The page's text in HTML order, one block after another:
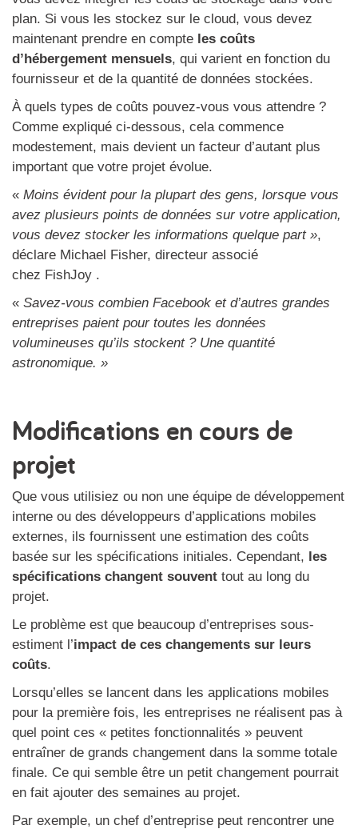
plan. Si vous les stockez sur le cloud, vous devez
maintenant prendre en compte les coûts
d’hébergement mensuels, qui varient en fonction du
fournisseur et de la quantité de données stockées.
À quels types de coûts pouvez-vous vous attendre ?
Comme expliqué ci-dessous, cela commence
modestement, mais devient un facteur d’autant plus
important que votre projet évolue.
« Moins évident pour la plupart des gens, lorsque vous
avez plusieurs points de données sur votre application,
vous devez stocker les informations quelque part »,
déclare Michael Fisher, directeur associé
chez FishJoy .
« Savez-vous combien Facebook et d’autres grandes
entreprises paient pour toutes les données
volumineuses qu’ils stockent ? Une quantité
astronomique. »
Modifications en cours de
projet
Que vous utilisiez ou non une équipe de développement
interne ou des développeurs d’applications mobiles
externes, ils fournissent une estimation des coûts
basée sur les spécifications initiales. Cependant, les
spécifications changent souvent tout au long du
projet.
Le problème est que beaucoup d’entreprises sous-
estiment l’impact de ces changements sur leurs
coûts.
Lorsqu’elles se lancent dans les applications mobiles
pour la première fois, les entreprises ne réalisent pas à
quel point ces « petites fonctionnalités » peuvent
entraîner de grands changement dans la somme totale
finale. Ce qui semble être un petit changement pourrait
en fait ajouter des semaines au projet.
Par exemple, un chef d’entreprise peut rencontrer une